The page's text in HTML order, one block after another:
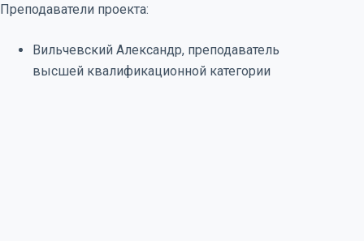
Преподаватели проекта:
Вильчевский Александр, преподаватель
высшей квалификационной категории